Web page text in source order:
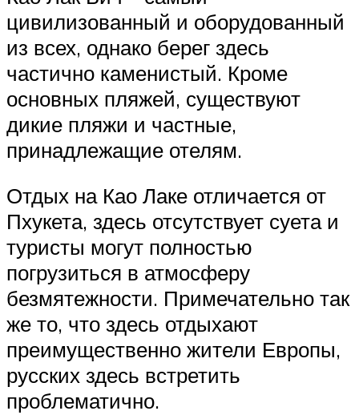
цивилизованный и оборудованный
из всех, однако берег здесь
частично каменистый. Кроме
основных пляжей, существуют
дикие пляжи и частные,
принадлежащие отелям.
Отдых на Као Лаке отличается от
Пхукета, здесь отсутствует суета и
туристы могут полностью
погрузиться в атмосферу
безмятежности. Примечательно так
же то, что здесь отдыхают
преимущественно жители Европы,
русских здесь встретить
проблематично.